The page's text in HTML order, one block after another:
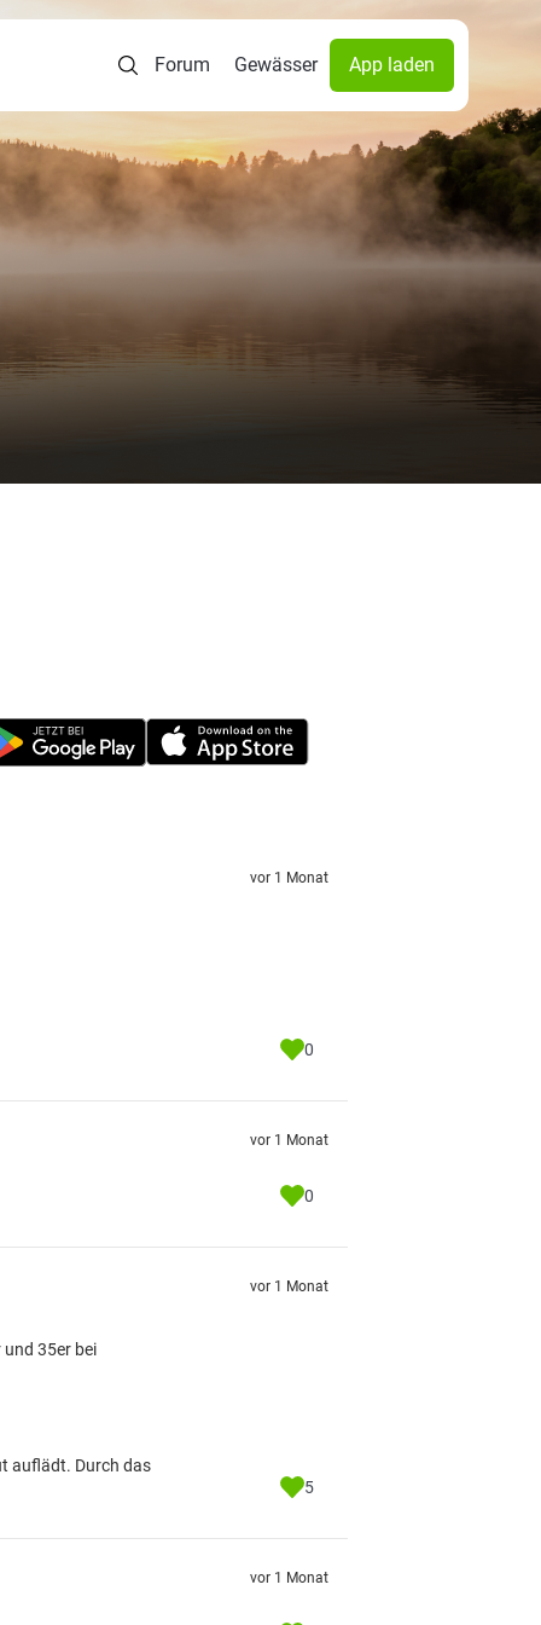
Forum Gewässer App laden
vor 1 Monat
0
vor 1 Monat
0
35er bei
auflädt. Durch das
vor 1 Monat
5
vor 1 Monat